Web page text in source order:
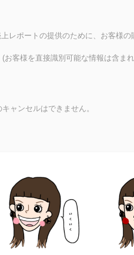
レポートの提供のために、お客様の
客様を直接識別可能な情報は含ま
ャンセルはできません。